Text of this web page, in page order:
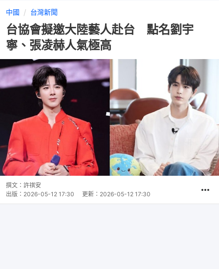
中國 台灣新聞
台協會擬邀大陸藝人赴台 點名劉宇
寧、張凌赫人氣極高
撰文： 許祺安
出版： 2026-05-12 17:30 更新： 2026-05-12 17:30